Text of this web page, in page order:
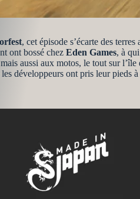
, cet épisode s’écarte des
ont bossé chez Eden Games, à
aussi aux motos, le tout sur
développeurs ont pris leur pieds